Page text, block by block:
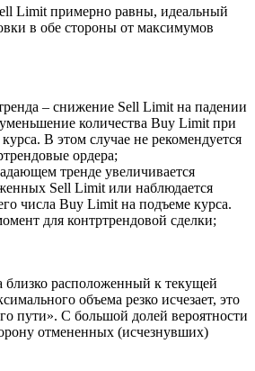
Limit примерно равны, идеальный
в обе стороны от максимумов
– снижение Sell Limit на падении
количества Buy Limit при
В этом случае не рекомендуется
ордера;
тренде увеличивается
Sell Limit или наблюдается
числа Buy Limit на подъеме курса.
для контртрендовой сделки;
близко расположенный к текущей
объема резко исчезает, это
пути». С большой долей вероятности
отмененных (исчезнувших)